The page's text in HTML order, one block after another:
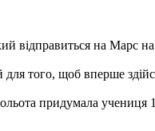
відправиться на Марс
того, щоб вперше
придумала